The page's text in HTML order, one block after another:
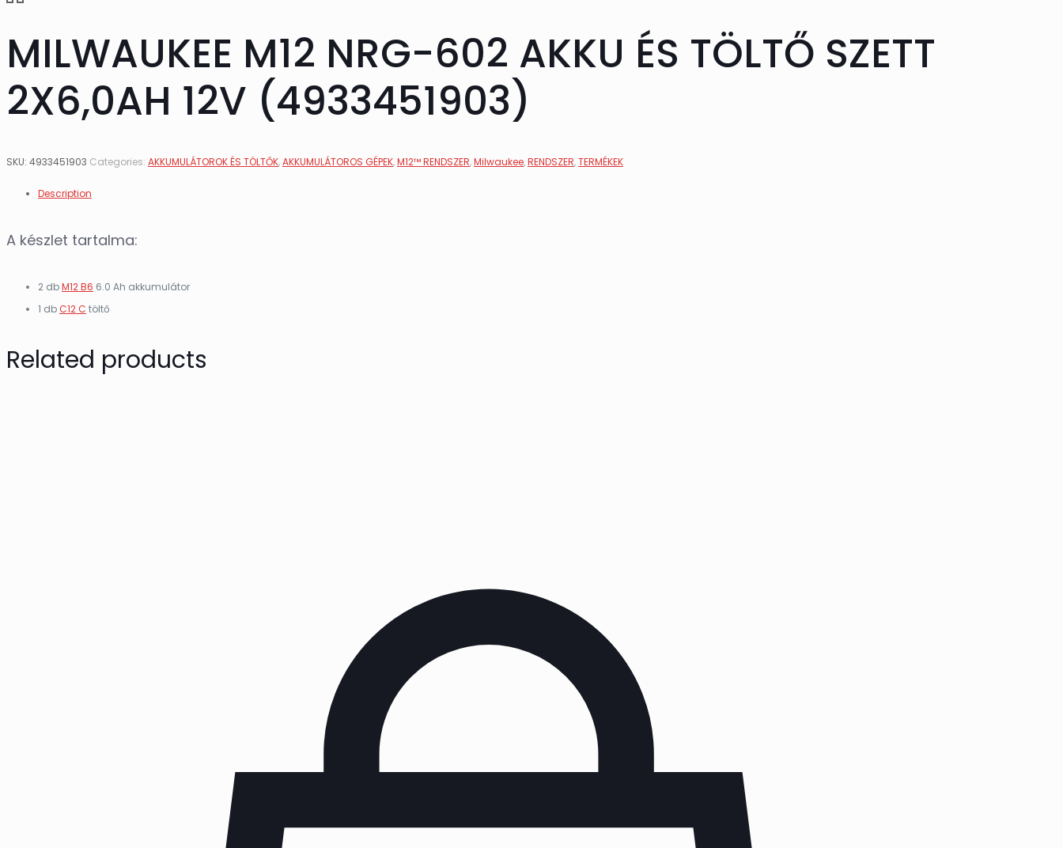
MILWAUKEE M12 NRG-602 AKKU ÉS TÖLTŐ SZETT
2X6,0AH 12V (4933451903)
SKU: 4933451903 Categories: AKKUMULÁTOROK ÉS TÖLTŐK,AKKUMULÁTOROS GÉPEK,M12™ RENDSZER,Milwaukee,RENDSZER,TERMÉKEK
Description
A készlet tartalma:
2 dbM12 B6 6.0 Ah akkumulátor
1 dbC12 C töltő
Related products